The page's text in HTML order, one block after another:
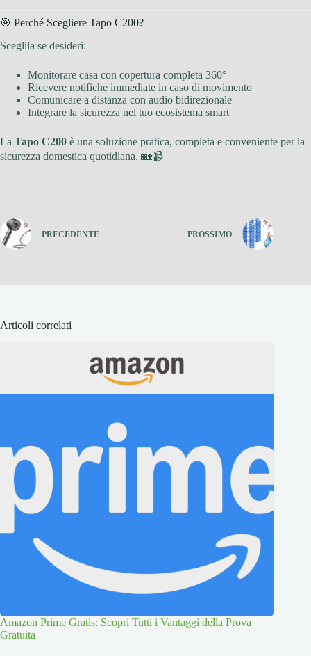
🎯 Perché Scegliere Tapo C200?
Sceglila se desideri:
Monitorare casa con copertura completa 360°
Ricevere notifiche immediate in caso di movimento
Comunicare a distanza con audio bidirezionale
Integrare la sicurezza nel tuo ecosistema smart
La Tapo C200 è una soluzione pratica, completa e conveniente per la
sicurezza domestica quotidiana. 🏡📹
PRECEDENTE PROSSIMO
Articoli correlati
Amazon Prime Gratis: Scopri Tutti i Vantaggi della Prova
Gratuita